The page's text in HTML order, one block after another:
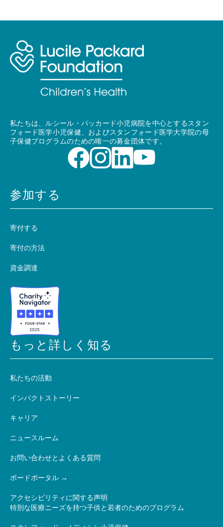
私たちは、ルシール・パッカード小児病院を中心とするスタン
フォード医学小児保健、およびスタンフォード医学大学院の母
子保健プログラムのための唯一の募金団体です。
参加する
寄付する
寄付の方法
資金調達
もっと詳しく知る
私たちの活動
インパクトストーリー
キャリア
ニュースルーム
お問い合わせとよくある質問
ボードポータル
アクセシビリティに関する声明
特別な医療ニーズを持つ子供と若者のためのプログラム